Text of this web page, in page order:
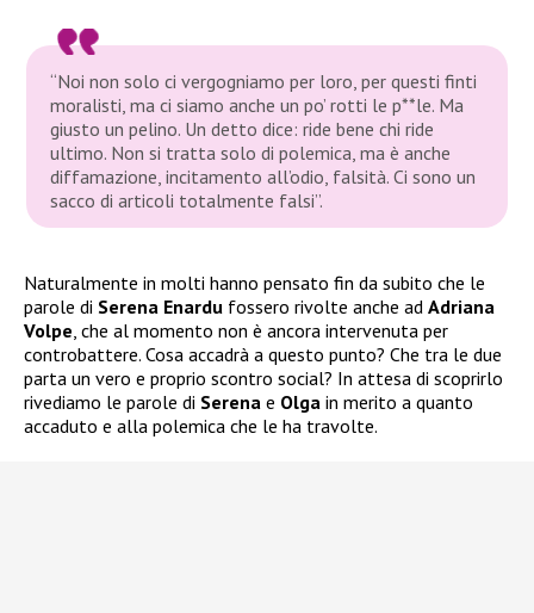
“Noi non solo ci vergogniamo per loro, per questi finti
moralisti, ma ci siamo anche un po’ rotti le p**le. Ma
giusto un pelino. Un detto dice: ride bene chi ride
ultimo. Non si tratta solo di polemica, ma è anche
diffamazione, incitamento all’odio, falsità. Ci sono un
sacco di articoli totalmente falsi”.
Naturalmente in molti hanno pensato fin da subito che le
parole di Serena Enardu fossero rivolte anche ad Adriana
Volpe , che al momento non è ancora intervenuta per
controbattere. Cosa accadrà a questo punto? Che tra le due
parta un vero e proprio scontro social? In attesa di scoprirlo
rivediamo le parole di Serena e Olga in merito a quanto
accaduto e alla polemica che le ha travolte.